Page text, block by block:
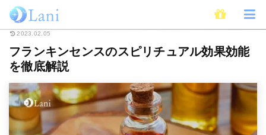
ホーム スピリチュアル フランキンセンスのスピリチュアル効果効能を徹
2023.02.05
フランキンセンスのスピリチュアル効果効能
を徹底解説